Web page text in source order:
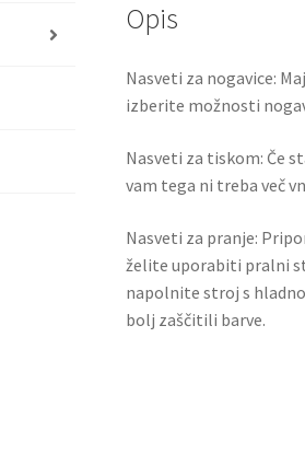
k
Opis
Nasveti za nogavice:
izberite možnosti
Nasveti za tiskom: Če
vam tega ni treba več
Nasveti za pranje:
želite uporabiti pralni
napolnite stroj s
bolj zaščitili barve.